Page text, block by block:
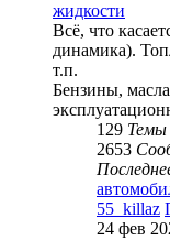
жидкости
Всё, что
динамика).
т.п.
Бензины,
129 Темы
2653
55_killaz
24 фев